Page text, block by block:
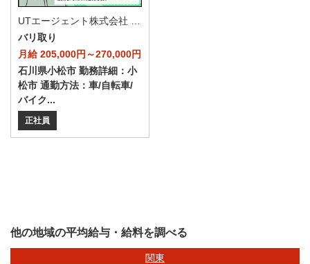
バリ取り
月給 205,000円～270,000円
石川県小松市 勤務詳細：小
松市 通勤方法：車/自転車/
バイク...
正社員
他の地域の平均給与・給料を調べる
関東